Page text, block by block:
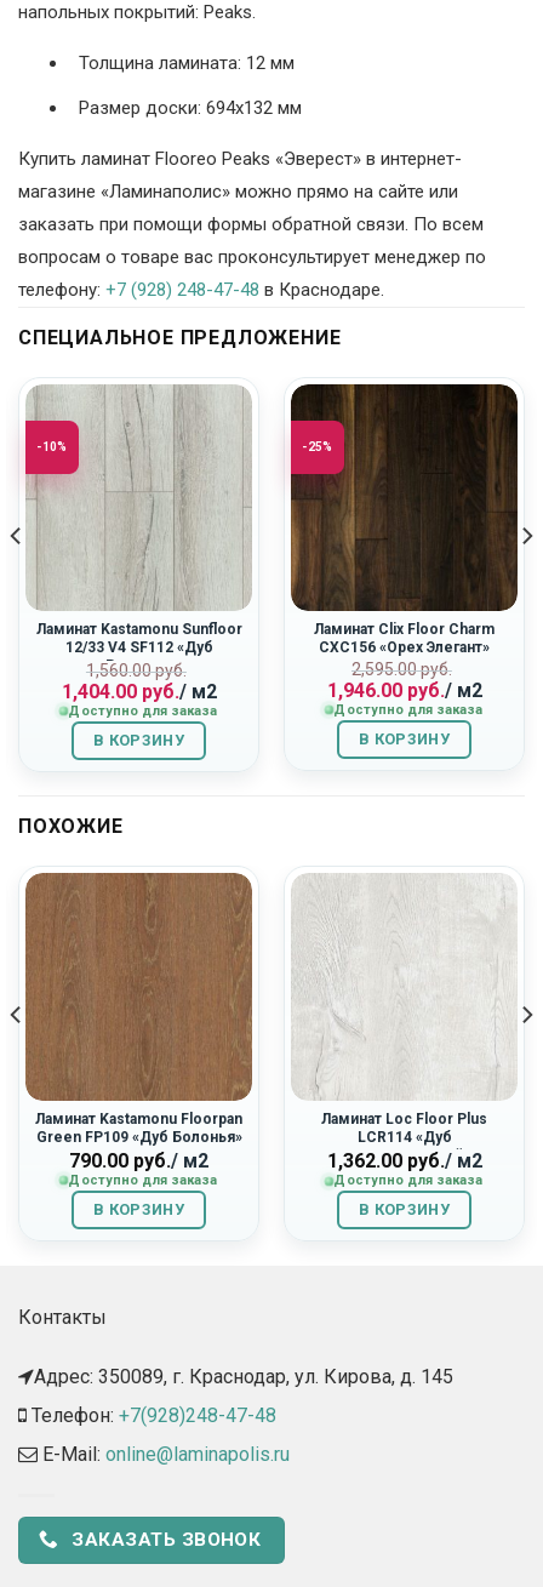
напольных покрытий: Peaks.
Толщина ламината: 12 мм
Размер доски: 694х132 мм
Купить ламинат Flooreo Peaks «Эверест» в интернет-
магазине «Ламинаполис» можно прямо на сайте или
заказать при помощи формы обратной связи. По всем
вопросам о товаре вас проконсультирует менеджер по
телефону: +7 (928) 248-47-48 в Краснодаре.
СПЕЦИАЛЬНОЕ ПРЕДЛОЖЕНИЕ
-10%
Ламинат Kastamonu Sunfloor
12/33 V4 SF112 «Дуб
Ривьера»
1,560.00руб.
Первоначальная
цена
составляла
1,560.00
руб..
1,404.00руб.
Текущая
цена:
1,404.00
руб..
/ м2
Доступно для заказа
В КОРЗИНУ
-25%
Ламинат Clix Floor Charm
CXC156 «Орех Элегант»
2,595.00руб.
цена
составляла
2,595.00
руб..
1,946.00руб.
Текущая
цена:
1,946.00
руб..
/ м2
Доступно для заказа
В КОРЗИНУ
ПОХОЖИЕ
Ламинат Kastamonu Floorpan
Green FP109 «Дуб Болонья»
790.00 руб./ м2
Доступно для заказа
В КОРЗИНУ
Ламинат Loc Floor Plus
LCR114 «Дуб
Средневековый»
1,362.00руб./ м2
Доступно для заказа
В КОРЗИНУ
Контакты
Адрес: 350089, г. Краснодар, ул. Кирова, д. 145​
Телефон: +7(928)248-47-48
E-Mail: online@laminapolis.ru
ЗАКАЗАТЬ ЗВОНОК